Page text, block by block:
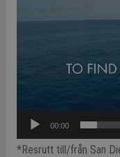
00:00
*Resrutt till/från San